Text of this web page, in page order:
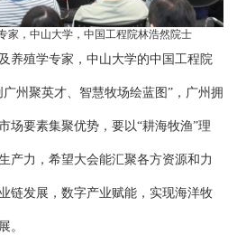
家，中山大学，中国工程院林浩然院士
养殖学专家，中山大学的中国工程院
州聚英才、智慧牧场绘蓝图”，广州拥
场要素集聚优势，要以“耕海牧渔”理
产力，希望大会能汇聚各方资源和力
链发展，数字产业赋能，实现海洋牧
。